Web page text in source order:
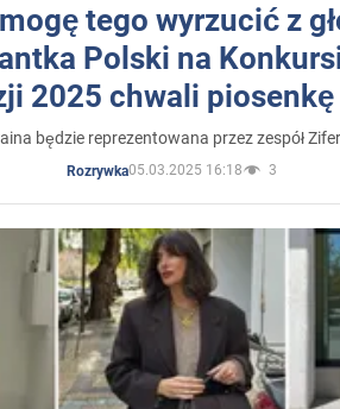
tego wyrzucić z
Polski na
2025 chwali
będzie reprezentowana przez zespół
Rozrywka05.03.2025 16:18 3